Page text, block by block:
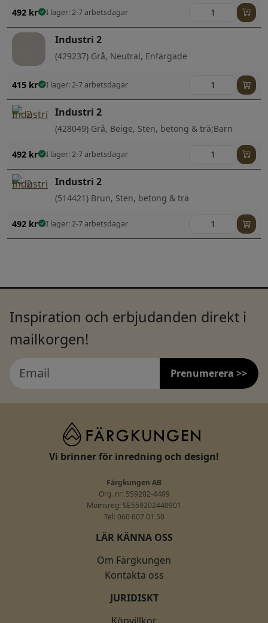
492 kr I lager: 2-7 arbetsdagar
Industri 2
(429237) Grå, Neutral, Enfärgade
415 kr I lager: 2-7 arbetsdagar
Industri 2
(428049) Grå, Beige, Sten, betong & trä;Barn
492 kr I lager: 2-7 arbetsdagar
Industri 2
(514421) Brun, Sten, betong & trä
492 kr I lager: 2-7 arbetsdagar
Inspiration och erbjudanden direkt i
mailkorgen!
Prenumerera >>
Vi brinner för inredning och design!
Färgkungen AB
Org. nr: 559202-4409
Momsreg: SE559202440901
Tel: 060 607 01 50
LÄR KÄNNA OSS
Om Färgkungen
Kontakta oss
JURIDISKT